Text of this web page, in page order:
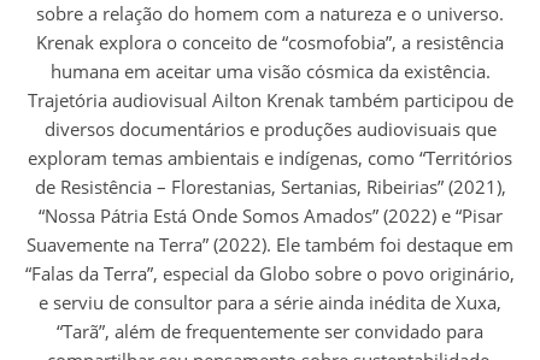
sobre a relação do homem com a natureza e o universo.
Krenak explora o conceito de “cosmofobia”, a resistência
humana em aceitar uma visão cósmica da existência.
Trajetória audiovisual Ailton Krenak também participou de
diversos documentários e produções audiovisuais que
exploram temas ambientais e indígenas, como “Territórios
de Resistência – Florestanias, Sertanias, Ribeirias” (2021),
“Nossa Pátria Está Onde Somos Amados” (2022) e “Pisar
Suavemente na Terra” (2022). Ele também foi destaque em
“Falas da Terra”, especial da Globo sobre o povo originário,
e serviu de consultor para a série ainda inédita de Xuxa,
“Tarã”, além de frequentemente ser convidado para